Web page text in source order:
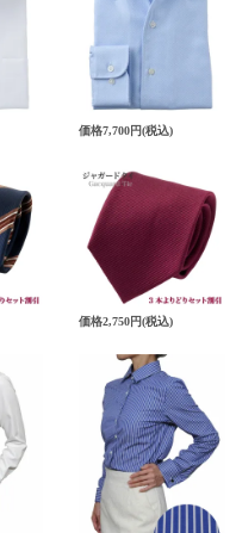
価格7,700円(税込)
価格2,750円(税込)